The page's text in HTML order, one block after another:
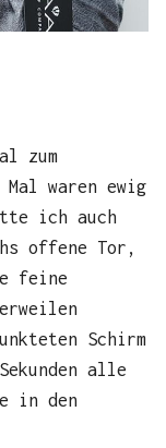
zum
waren ewig
ich auch
offene Tor,
feine
Schirm
alle
in den